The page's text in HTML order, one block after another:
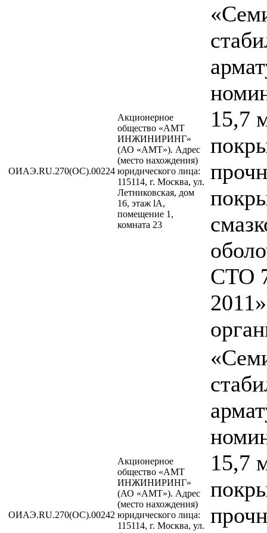
ОИАЭ.RU.270(ОС).00224
Акционерное
общество «АМТ
ИНЖИНИРИНГ»
(АО «АМТ»). Адрес
(место нахождения)
юридического лица:
115114, г. Москва, ул.
Летниковская, дом
16, этаж lA,
помещение 1,
комната 23
15,7
СТО
ОИАЭ.RU.270(ОС).00242
Акционерное
общество «АМТ
ИНЖИНИРИНГ»
(АО «АМТ»). Адрес
(место нахождения)
юридического лица:
115114, г. Москва, ул.
15,7